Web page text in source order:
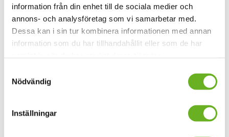
information från din enhet till de sociala medier och
annons- och analysföretag som vi samarbetar med.
Dessa kan i sin tur kombinera informationen med annan
information som du har tillhandahållit eller som de har
Nödvändig
Inställningar
Information
Passerade datum
2024onsdag 23 okt, 13.00-16.00
Plats:Filmhuset, Borgvägen 1, 115 53 Stockholm